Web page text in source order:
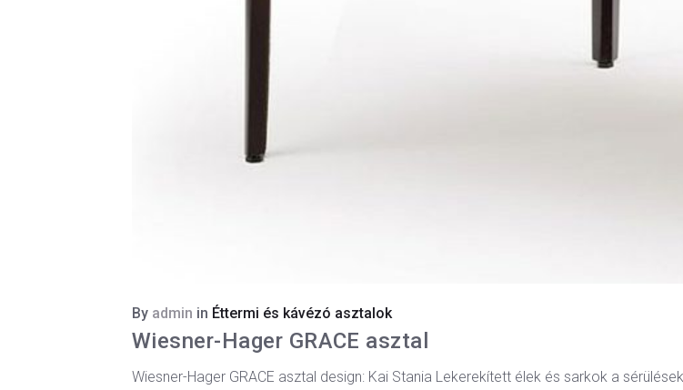
By admin in Éttermi és kávézó asztalok
Wiesner-Hager GRACE asztal
Wiesner-Hager GRACE asztal design: Kai Stania Lekerekített élek és sarkok a